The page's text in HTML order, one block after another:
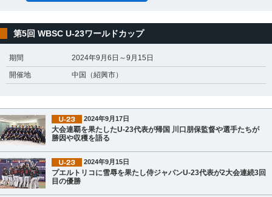
第5回 WBSC U-23ワールドカップ
期間
2024年9月6日～9月15日
開催地
中国（紹興市）
2024年9月17日
大会連覇を果たしたU-23代表が帰国 川口朋保監督や選手たちが
勝因や収穫を語る
2024年9月15日
プエルトリコに雪辱を果たし侍ジャパンU-23代表が2大会連続3回
目の優勝